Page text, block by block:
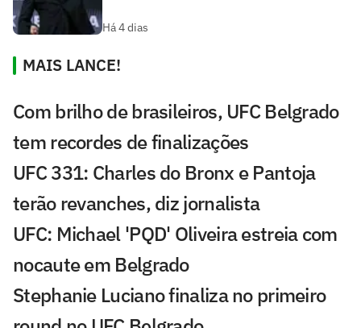
Há 4 dias
MAIS LANCE!
Com brilho de brasileiros, UFC Belgrado
tem recordes de finalizações
UFC 331: Charles do Bronx e Pantoja
terão revanches, diz jornalista
UFC: Michael 'PQD' Oliveira estreia com
nocaute em Belgrado
Stephanie Luciano finaliza no primeiro